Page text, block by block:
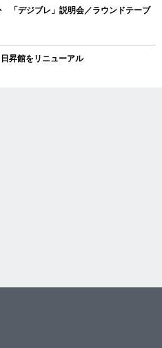
「デジブレ」説明会／ラウンドテーブ
昇館をリニューアル